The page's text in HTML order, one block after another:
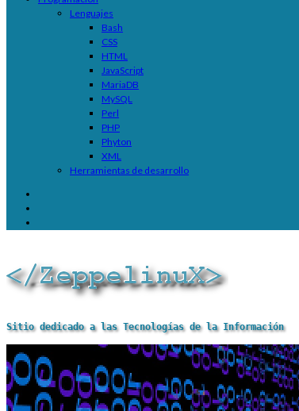
Lenguajes
Bash
CSS
HTML
JavaScript
MariaDB
MySQL
Perl
PHP
Phyton
XML
Herramientas de desarrollo
Sitio dedicado a las Tecnologías de la Información